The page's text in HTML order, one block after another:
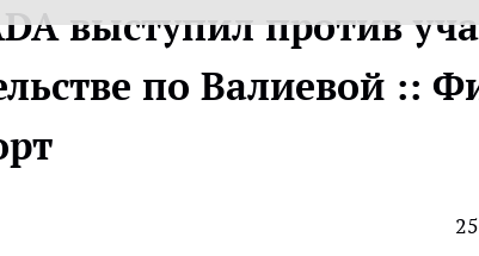
выступил против
по Валиевой ::